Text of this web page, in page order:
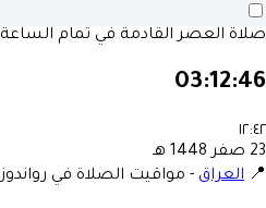
صلاة العصر القادمة في تمام الساعة
03:12:46
١٢:٤٢
23 صفر 1448 هـ
📍 العراق - مواقيت الصلاة في رواندوز